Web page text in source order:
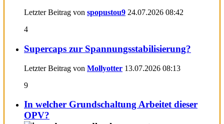
Letzter Beitrag von spopustou9 24.07.2026 08:42
4
Supercaps zur Spannungsstabilisierung?
Letzter Beitrag von Mollyotter 13.07.2026 08:13
9
In welcher Grundschaltung Arbeitet dieser
OPV?